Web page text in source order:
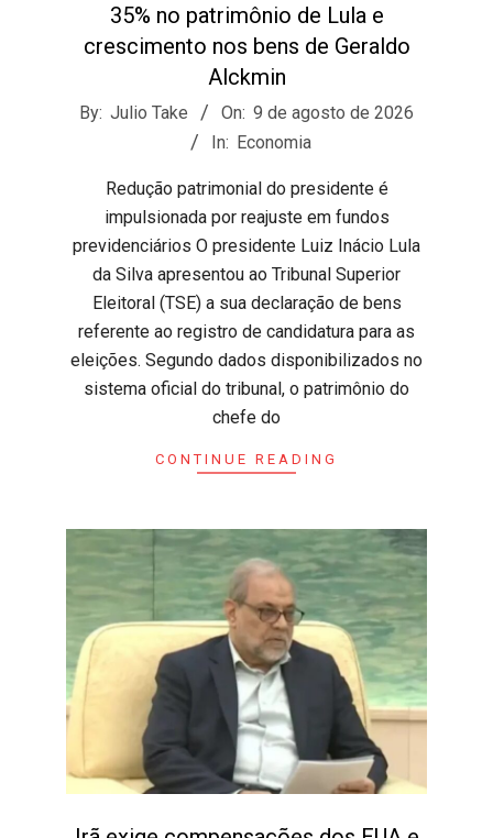
35% no patrimônio de Lula e
crescimento nos bens de Geraldo
Alckmin
2026-
By: Julio Take On: 9 de agosto de 2026
In: Economia
Redução patrimonial do presidente é
impulsionada por reajuste em fundos
previdenciários ​O presidente Luiz Inácio Lula
da Silva apresentou ao Tribunal Superior
Eleitoral (TSE) a sua declaração de bens
referente ao registro de candidatura para as
eleições. Segundo dados disponibilizados no
sistema oficial do tribunal, o patrimônio do
chefe do
CONTINUE READING